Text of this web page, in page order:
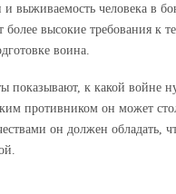
выживаемость человека в
высокие требования к
воина.
показывают, к какой войне
противником он может
он должен обладать,